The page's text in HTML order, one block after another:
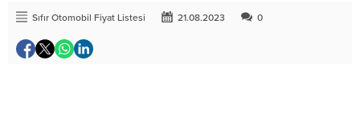
Sıfır Otomobil Fiyat Listesi 21.08.2023 0